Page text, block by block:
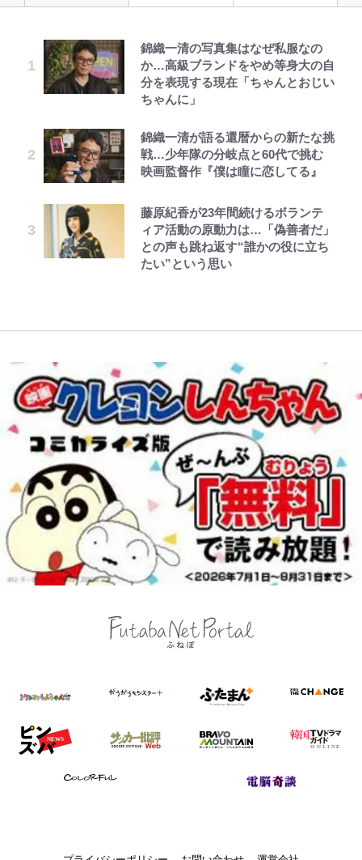
錦織一清の写真集はなぜ私服なの
か…高級ブランドをやめ等身大の自
分を表現する現在「ちゃんとおじい
ちゃんに」
錦織一清が語る還暦からの新たな挑
戦…少年隊の分岐点と60代で挑む
映画監督作『僕は瞳に恋してる』
藤原紀香が23年間続けるボランテ
ィア活動の原動力は…「偽善者だ」
との声も跳ね返す“誰かの役に立ち
たい”という思い
空の轍と大地の雲と 第1回
著
「自分の絵ごと、このジャンルはそ
ろそろ終わりかな」江口寿史が炎上
を経て樋口毅宏に語ったこと
ンのコラボがスタート！ “別班饅
頭”や限定グッズ登場にファン感激
「これは買うしかない！」
「まだ2枚しか描けてないんだよね
ぇ」作家・樋口毅宏が問う、今再
び、漫画に向かう江口寿史の現在地
荒々しい「火山帯」の一端にいるこ
とを体感！ 登頂約10分でも大迫力
「吾妻小富士」火口を1周する「1
時間半ハイキング」パノラマ絶景レ
青く美しい「幸せのブルービー」の
正体とは？ 身近な場所で見つける
る「季節の虫」の探し方 vol.21】
アユは「怒らせて掛ける」魚だっ
た！ ルアーを追わせて釣りあげる
公式-ヒロインが来る前に妊娠しま
した~詰んだはずの悪役令嬢です
が、どうやら違うようです~ 第1話
追放された僻地で無双する~幻とな
った種族の美少女たちを育てて辺境
を開拓~ 第23話(3)
公式-関係改善をあきらめて距離を
おいたら、塩対応だった婚約者が絡
んでくるようになりました 第50話
(1)
｢めーっちゃオシャじゃん｣中田英
寿やトッティも愛した名門ローマ、
新アウェイユニが大評判！｢カッコ
いい｣｢好きなデザイン｣｢今年は2nd
浦和と千葉の首をかしげる主力放
出、柏リカルドの下で新加入2人が
手は【Jリーグ開幕｢初めての秋春
制｣の大激論】(4)
｢守り方かっこよすぎ｣上田綺世が
長友夫妻も続々エール！
でっかい男になりたいゾ
千葉雄大、ほっそりイケメン近影に
「顔パンパンだったのに」反響 視
聴者が想った激変の納得理由
の“共演”ショットに「夫婦で写っ
てるの尊い」 長女はもう23歳
増」130㎏ボディに驚きと心配 過
去の「めちゃ美人」写真も再び